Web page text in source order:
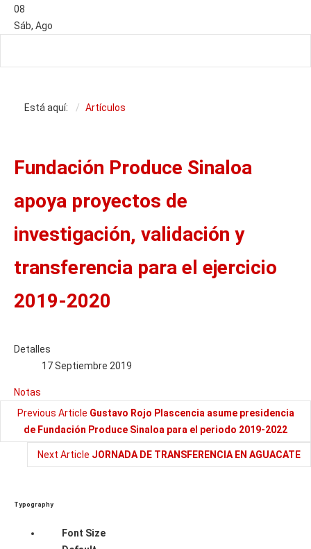
08
Sáb, Ago
Está aquí: Artículos
Fundación Produce Sinaloa
apoya proyectos de
investigación, validación y
transferencia para el ejercicio
2019-2020
Detalles
17 Septiembre 2019
Notas
Previous Article Gustavo Rojo Plascencia asume presidencia
de Fundación Produce Sinaloa para el periodo 2019-2022
Next Article JORNADA DE TRANSFERENCIA EN AGUACATE
Typography
Font Size